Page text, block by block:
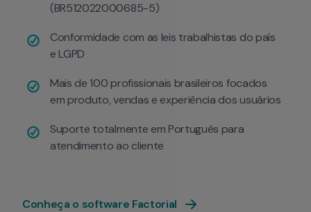
(BR512022000685-5)
Conformidade com as leis trabalhistas do país
e LGPD
Mais de 100 profissionais brasileiros focados
em produto, vendas e experiência dos usuários
Suporte totalmente em Português para
atendimento ao cliente
Conheça o software Factorial